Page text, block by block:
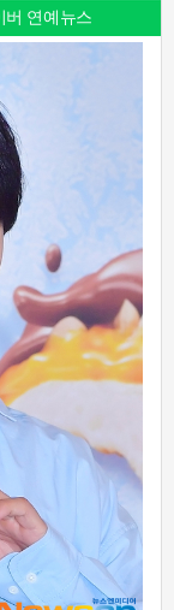
버 연예뉴스